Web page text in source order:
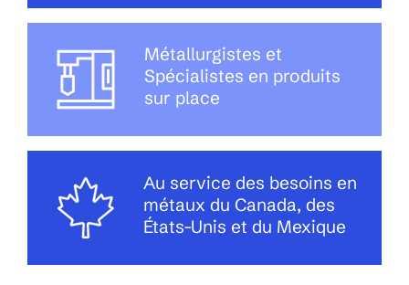
Métallurgistes et
Spécialistes en produits
sur place
Au service des besoins en
métaux du Canada, des
États-Unis et du Mexique